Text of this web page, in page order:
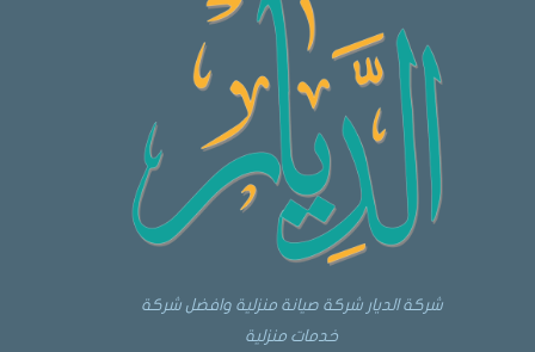
شركة الديار شركة صيانة منزلية وافضل شركة
خدمات منزلية